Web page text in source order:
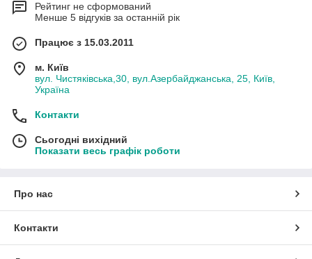
Рейтинг не сформований
Менше 5 відгуків за останній рік
Працює з 15.03.2011
м. Київ
вул. Чистяківська,30, вул.Азербайджанська, 25, Київ,
Україна
Контакти
Сьогодні вихідний
Показати весь графік роботи
Про нас
Контакти